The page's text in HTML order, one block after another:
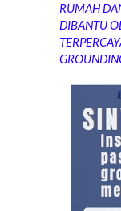
RUMAH
DIBANTU